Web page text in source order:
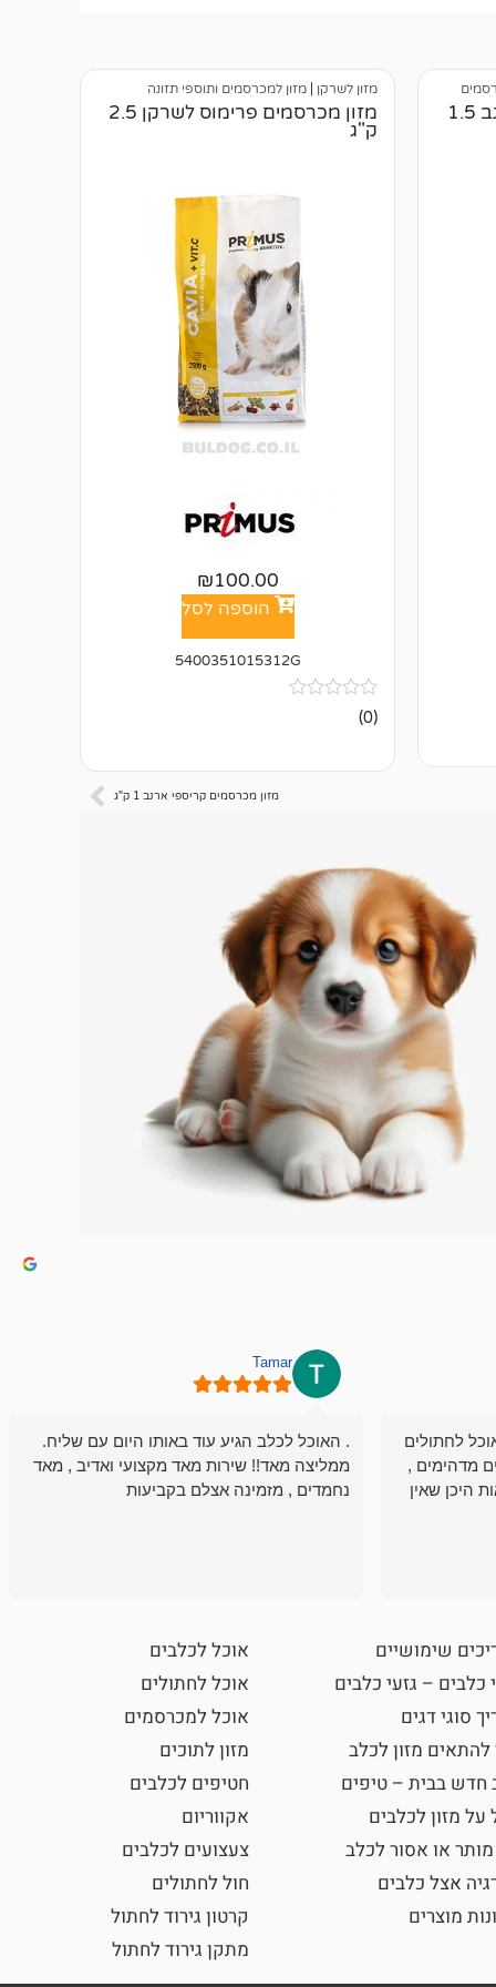
מזון מכרסמים בנלוקס לארנב 1.5
מזון לשרקן מזון למכרסמים ותוספי תזונה
מזון מכרסמים פרימוס לשרקן 2.5
ק"ג
₪100.00
הוספה לסל
5400351015312G
אין
ביקורות
(0)
מזון מכרסמים קריספי ארנב 1 ק"ג
לחתולים
מדהימים ,
היכן שאין
Tamar
. האוכל לכלב הגיע עוד באותו היום עם שליח.
ממליצה מאד!! שירות מאד מקצועי ואדיב , מאד
נחמדים , מזמינה אצלם בקביעות
שימושיים
כלבים – גזעי כלבים
סוגי דגים
להתאים מזון לכלב
חדש בבית – טיפים
על מזון לכלבים
או אסור לכלב
אצל כלבים
מוצרים
אוכל לכלבים
אוכל לחתולים
אוכל למכרסמים
מזון לתוכים
חטיפים לכלבים
אקווריום
צעצועים לכלבים
חול לחתולים
קרטון גירוד לחתול
מתקן גירוד לחתול